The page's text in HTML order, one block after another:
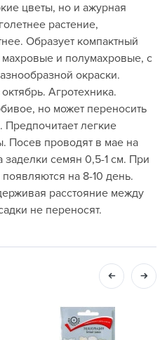
цветы, но и ажурная
растение,
Образует компактный
и полумахровые, с
окраски.
Агротехника.
но может переносить
Предпочитает легкие
Посев проводят в мае на
заделки семян 0,5-1 см. При
на 8-10 день.
расстояние между
не переносят.